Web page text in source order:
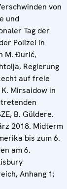
von
und
Tag der
Polizei in
M. Đurić,
Regierung
auf freie
Mirsaidow in
B. Güldere.
2018. Midterm
bis zum 6.
am 6.
Anhang 1;